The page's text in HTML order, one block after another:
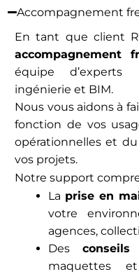
Accompagnement
En tant que client
accompagnement
équipe d’experts
ingénierie et BIM.
Nous vous aidons à
fonction de vos
opérationnelles et
vos projets.
Notre support
La prise en
votre
agences,
Des conseils
maquettes